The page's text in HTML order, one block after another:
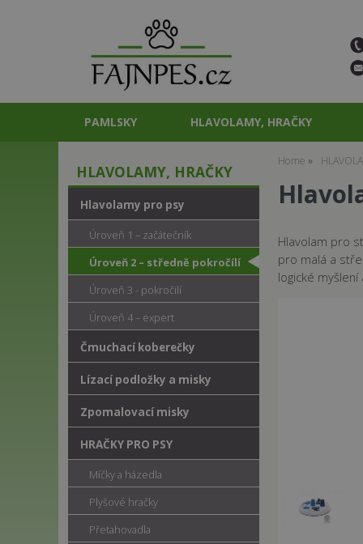
PAMLSKY HLAVOLAMY, HRAČKY
Home
Hlavolam pro
pro malá a
logické
HLAVOLAMY, HRAČKY
Hlavolamy pro psy
Úroveň 1 – začátečník
Úroveň 2 – středně pokročílí
Úroveň 3 - pokročilí
Úroveň 4 – expert
Čmuchací koberečky
Lízací podložky a misky
Zpomalovací misky
HRAČKY PRO PSY
Míčky a házedla
Plyšové hračky
Přetahovadla